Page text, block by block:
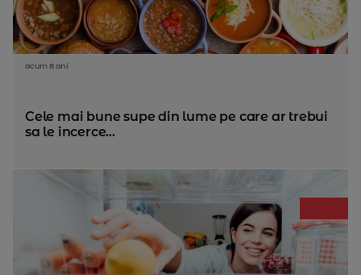
acum 8 ani
Cele mai bune supe din lume pe care ar trebui
sa le incerce...